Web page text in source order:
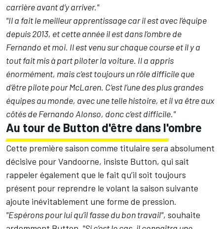
carrière avant d’y arriver."
"Il a fait le meilleur apprentissage car il est avec l’équipe
depuis 2013, et cette année il est dans l’ombre de
Fernando et moi. Il est venu sur chaque course et il y a
tout fait mis à part piloter la voiture. Il a appris
énormément, mais c’est toujours un rôle difficile que
d’être pilote pour McLaren. C’est l’une des plus grandes
équipes au monde, avec une telle histoire, et il va être aux
côtés de Fernando Alonso, donc c’est difficile."
Au tour de Button d'être dans l'ombre
Cette première saison comme titulaire sera absolument
décisive pour Vandoorne, insiste Button, qui sait
rappeler également que le fait qu’il soit toujours
présent pour reprendre le volant la saison suivante
ajoute inévitablement une forme de pression.
"Espérons pour lui qu’il fasse du bon travail", souhaite